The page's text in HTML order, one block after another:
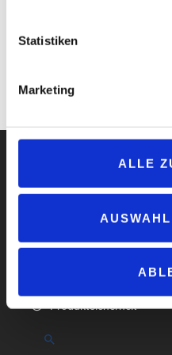
Statistiken
Marketing
ALLE
formulieren und erste
Impressum
Datenschutzerklärung
Produktsicherheit
Suchen